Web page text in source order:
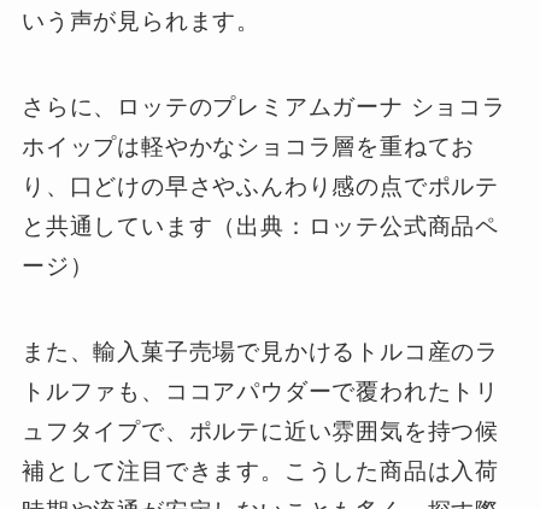
いう声が見られます。
さらに、ロッテのプレミアムガーナ ショコラ
ホイップは軽やかなショコラ層を重ねてお
り、口どけの早さやふんわり感の点でポルテ
と共通しています（出典：ロッテ公式商品ペ
ージ）
また、輸入菓子売場で見かけるトルコ産のラ
トルファも、ココアパウダーで覆われたトリ
ュフタイプで、ポルテに近い雰囲気を持つ候
補として注目できます。こうした商品は入荷